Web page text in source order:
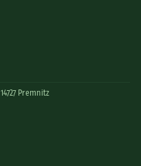
14727 Premnitz